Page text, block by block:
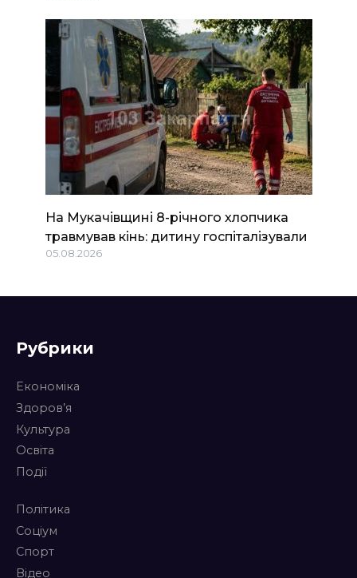
На Мукачівщині 8-річного хлопчика
травмував кінь: дитину госпіталізували
05.08.2026
Рубрики
Економіка
Здоров’я
Культура
Освіта
Події
Політика
Соціум
Спорт
Відео